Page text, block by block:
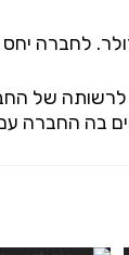
לרשותה של
בה החברה